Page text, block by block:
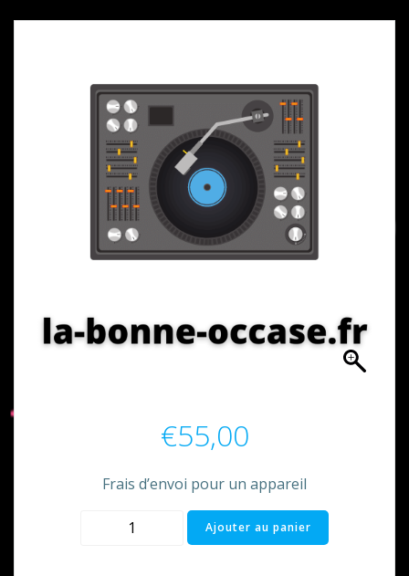
€55,00
Frais d’envoi pour un appareil
quantité
Ajouter au panier